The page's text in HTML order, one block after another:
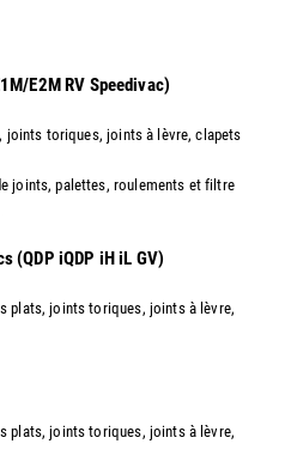
E2M RV Speedivac)
toriques, joints à lèvre, clapets
joints, palettes, roulements et filtre
(QDP iQDP iH iL GV)
plats, joints toriques, joints à lèvre,
plats, joints toriques, joints à lèvre,